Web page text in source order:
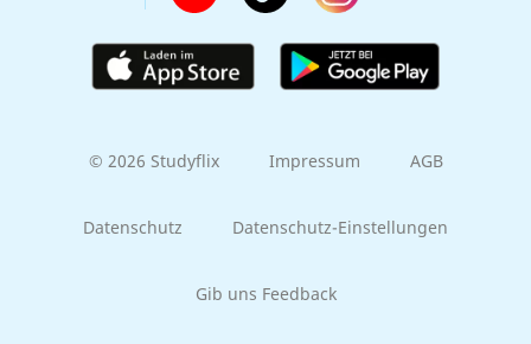
© 2026 Studyflix Impressum AGB
Datenschutz Datenschutz-Einstellungen
Gib uns Feedback